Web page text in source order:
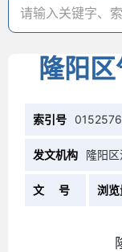
隆阳
索引号
发文机构 隆阳
文 号 浏览